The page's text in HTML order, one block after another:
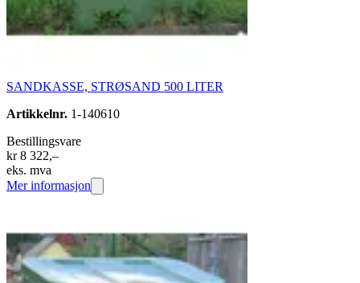
SANDKASSE, STRØSAND 500 LITER
Artikkelnr. 1-140610
Bestillingsvare
kr 8 322,–
eks. mva
Mer informasjon